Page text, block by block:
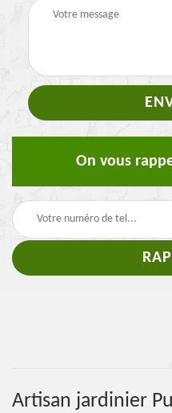
On vous
Artisan jardinier